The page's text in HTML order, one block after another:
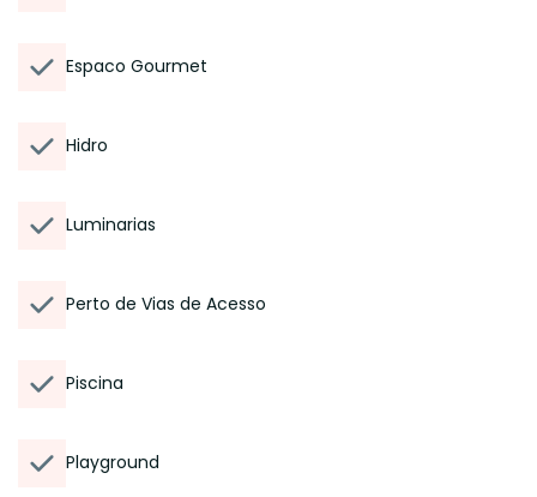
Espaco Gourmet
Hidro
Luminarias
Perto de Vias de Acesso
Piscina
Playground